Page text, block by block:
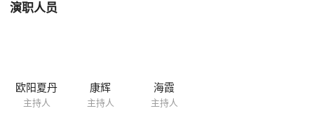
演职人员
欧阳夏丹
主持人
康辉
主持人
海霞
主持人